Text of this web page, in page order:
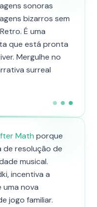
sonoras
bizarros sem
É uma
que está pronta
Mergulhe no
surreal
Math porque
de resolução de
musical.
incentiva a
nova
jogo familiar.